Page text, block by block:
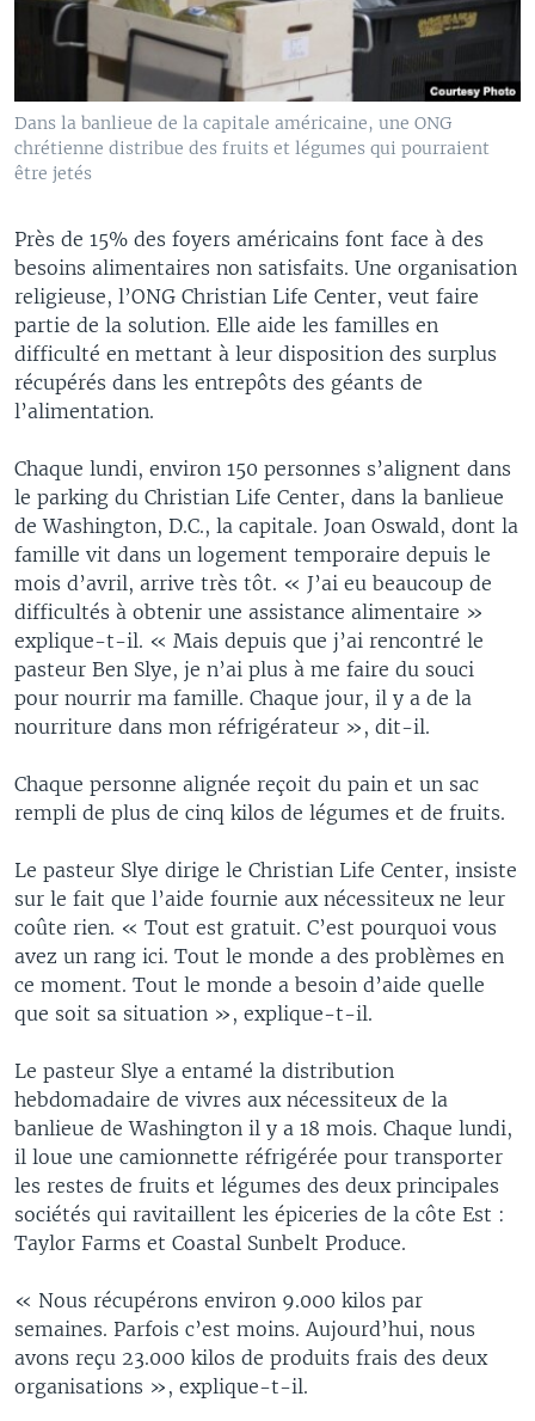
Dans la banlieue de la capitale américaine, une ONG
chrétienne distribue des fruits et légumes qui pourraient
être jetés
Près de 15% des foyers américains font face à des
besoins alimentaires non satisfaits. Une organisation
religieuse, l’ONG Christian Life Center, veut faire
partie de la solution. Elle aide les familles en
difficulté en mettant à leur disposition des surplus
récupérés dans les entrepôts des géants de
l’alimentation.
Chaque lundi, environ 150 personnes s’alignent dans
le parking du Christian Life Center, dans la banlieue
de Washington, D.C., la capitale. Joan Oswald, dont la
famille vit dans un logement temporaire depuis le
mois d’avril, arrive très tôt. « J’ai eu beaucoup de
difficultés à obtenir une assistance alimentaire »
explique-t-il. « Mais depuis que j’ai rencontré le
pasteur Ben Slye, je n’ai plus à me faire du souci
pour nourrir ma famille. Chaque jour, il y a de la
nourriture dans mon réfrigérateur », dit-il.
Chaque personne alignée reçoit du pain et un sac
rempli de plus de cinq kilos de légumes et de fruits.
Le pasteur Slye dirige le Christian Life Center, insiste
sur le fait que l’aide fournie aux nécessiteux ne leur
coûte rien. « Tout est gratuit. C’est pourquoi vous
avez un rang ici. Tout le monde a des problèmes en
ce moment. Tout le monde a besoin d’aide quelle
que soit sa situation », explique-t-il.
Le pasteur Slye a entamé la distribution
hebdomadaire de vivres aux nécessiteux de la
banlieue de Washington il y a 18 mois. Chaque lundi,
il loue une camionnette réfrigérée pour transporter
les restes de fruits et légumes des deux principales
sociétés qui ravitaillent les épiceries de la côte Est :
Taylor Farms et Coastal Sunbelt Produce.
« Nous récupérons environ 9.000 kilos par
semaines. Parfois c’est moins. Aujourd’hui, nous
avons reçu 23.000 kilos de produits frais des deux
organisations », explique-t-il.